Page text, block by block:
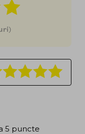
5 puncte